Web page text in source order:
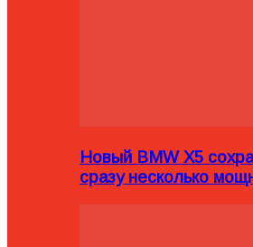
Новый BMW X5
сразу несколько